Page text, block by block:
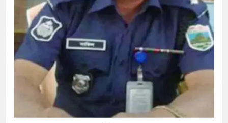
জনগণ পরিবর্তন চেয়েছে বলেই
প্রধানমন্ত্রী
মিরপুর মডেল থানার অভিযানে ৯০
মাদক কারবারি গ্রেফতার
২৮ লাখ টাকার জাল নোটসহ
থানা পুলিশ